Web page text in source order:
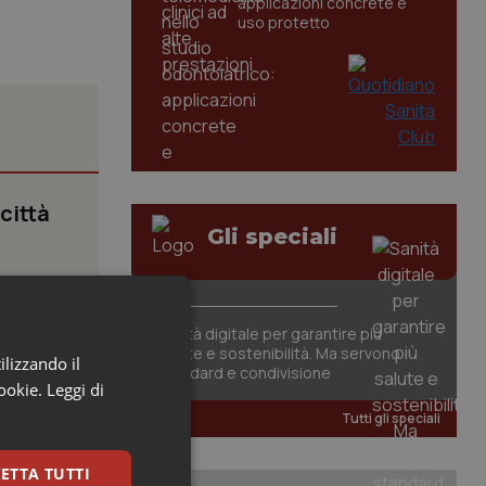
uso protetto
Gli speciali
Sanità digitale per garantire più
salute e sostenibilità. Ma servono
standard e condivisione
Tutti gli speciali
il
Leggi di
TUTTI